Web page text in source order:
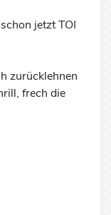
jetzt TOI
zurücklehnen
frech die